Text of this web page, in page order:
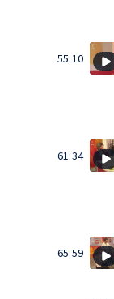
55:10
61:34
65:59